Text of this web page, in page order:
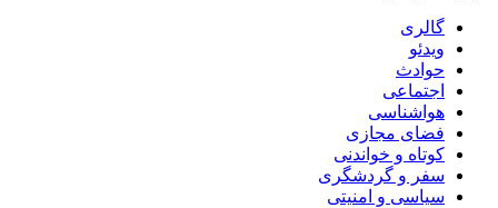
گالری
ویدئو
حوادث
اجتماعی
هواشناسی
فضای مجازی
کوتاه و خواندنی
سفر و گردشگری
سیاسی و امنیتی